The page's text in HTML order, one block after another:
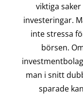
viktiga
investeringar.
inte stressa
börsen.
man i snitt
sparade